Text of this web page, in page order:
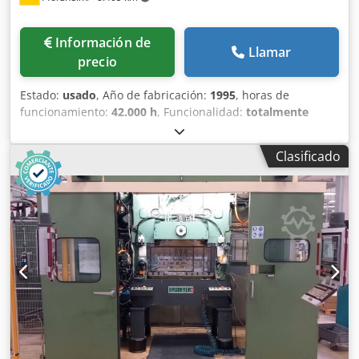
Información de
precio
Llamar
Estado: usado, Año de fabricación: 1995, horas de
funcionamiento: 42.000 h, Funcionalidad: totalmente
, número de máquina/vehículo:
50UL es una prensa de estampación de precisión de alta
velocidad de Bruderer, con una fuerza nominal de 500 kN
(50 toneladas). Está diseñada para la producción continua
con herramientas de conformado en secuencia, con un
número variable de carreras, de 100 a 1.120 carreras por
minuto. La prensa está equipada con un alimentador de
banda Bruderer BBV 202/120, que procesa anchos de
banda de hasta 203 mm y espesores de material de hasta
2 mm. La carrera es ajustable entre 16 y 51 mm, y la altura
de entrada de la banda entre 50 y 140 mm, para adaptarse
a diferentes herramientas y perfiles de material. Fuerza
nominal: 500 kN (50 toneladas) Control de herramientas:
Unidor Número de carreras: 100–1120 carreras por minuto
Clasificado